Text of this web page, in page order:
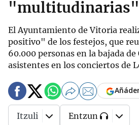
"multitudinarias"
El Ayuntamiento de Vitoria
positivo" de los festejos, que
60.000 personas en la bajada de
asistentes en los conciertos de
Itzuli Entzun